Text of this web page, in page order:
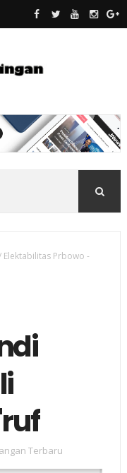
Elektabilitas Prbowo -
Terbaru